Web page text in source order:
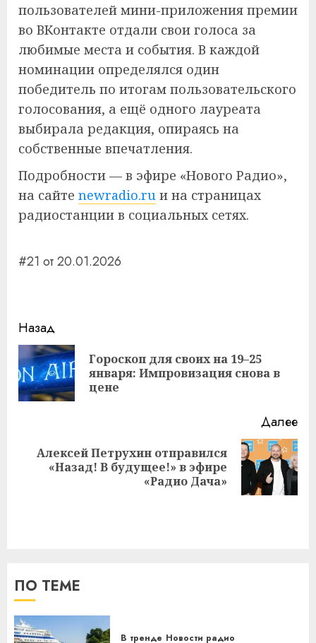
пользователей мини-приложения премии
во ВКонтакте отдали свои голоса за
любимые места и события. В каждой
номинации определялся один
победитель по итогам пользовательского
голосования, а ещё одного лауреата
выбирала редакция, опираясь на
собственные впечатления.
Подробности — в эфире «Нового Радио»,
на сайте newradio.ru и на страницах
радиостанции в социальных сетях.
#21 от 20.01.2026
Навигация
записи
Назад
Гороскоп для своих на 19–25
января: Импровизация снова в
цене
Далее
Следующая
Алексей Петрухин отправился
«Назад! В будущее!» в эфире
«Радио Дача»
ПО ТЕМЕ
В тренде Новости радио